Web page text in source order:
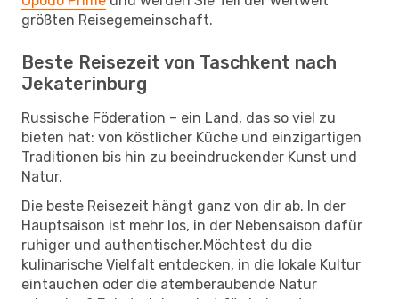
größten Reisegemeinschaft.
Beste Reisezeit von Taschkent nach
Jekaterinburg
Russische Föderation – ein Land, das so viel zu
bieten hat: von köstlicher Küche und einzigartigen
Traditionen bis hin zu beeindruckender Kunst und
Natur.
Die beste Reisezeit hängt ganz von dir ab. In der
Hauptsaison ist mehr los, in der Nebensaison dafür
ruhiger und authentischer.Möchtest du die
kulinarische Vielfalt entdecken, in die lokale Kultur
eintauchen oder die atemberaubende Natur